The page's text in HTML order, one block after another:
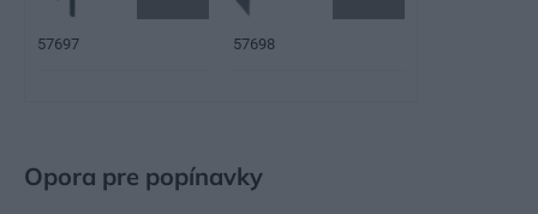
57697 57698
Opora pre popínavky